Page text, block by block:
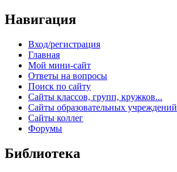
Навигация
Вход/регистрация
Главная
Мой мини-сайт
Ответы на вопросы
Поиск по сайту
Сайты классов, групп, кружков...
Сайты образовательных учреждений
Сайты коллег
Форумы
Библиотека